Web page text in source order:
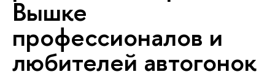
Вышке
профессионалов и
любителей автогонок